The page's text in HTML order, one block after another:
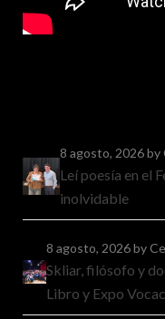
8 agosto, 2026by
Leí poesía en el
inolvidable
8 agosto, 2026by
Skliar, filósofo y
Libro y Expo